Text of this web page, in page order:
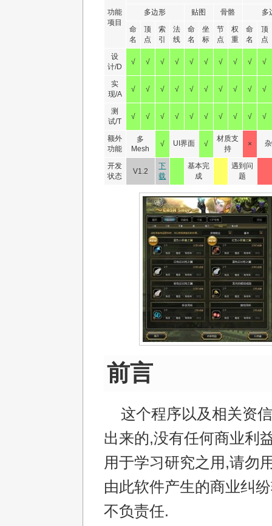
功能
项目
多边形
贴图 骨骼
多
命
名
顶
点
索
引
法
线
命
名
坐
标
节
点
权
重
命
名
顶
点
设
计/D
√ √ √ √ √ √ √ √ √ √
实
现/A
√ √ √ √ √ √ √ √ √ √
测
试/T
√ √ √ √ √ √ √ √ √ √
额外
功能
多
Mesh
√ UI界面 √
材质支
持
×
开发
状态
V1.2
下
载
基本完
成
遇到问
题
前言
这个程序以及相关资
出来的,没有任何商业利
用于学习研究之用,请勿
由此软件产生的商业纠
不负责任.